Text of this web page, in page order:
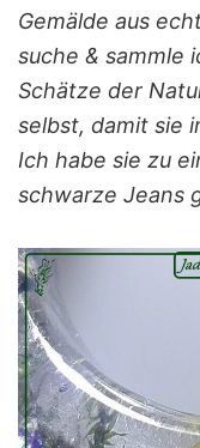
Gemälde aus
suche & sammle
Schätze der
selbst, damit sie
Ich habe sie zu
schwarze Jeans